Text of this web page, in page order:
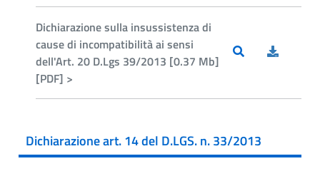
Dichiarazione sulla insussistenza di
cause di incompatibilità ai sensi
dell'Art. 20 D.Lgs 39/2013 [0.37 Mb]
[PDF] >
Dichiarazione art. 14 del D.LGS. n. 33/2013